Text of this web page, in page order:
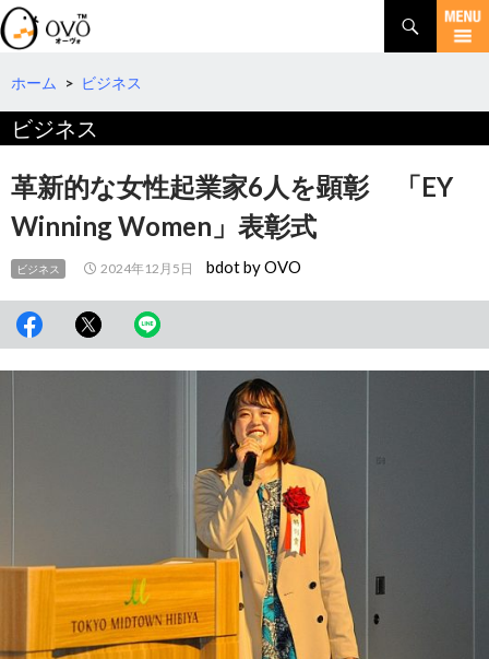
検
索
コ
テ
へ
移
動
ホーム > ビジネス
ビジネス
革新的な女性起業家6人を顕彰 「EY
Winning Women」表彰式
ビジネス 2024年12月5日 bdot by OVO